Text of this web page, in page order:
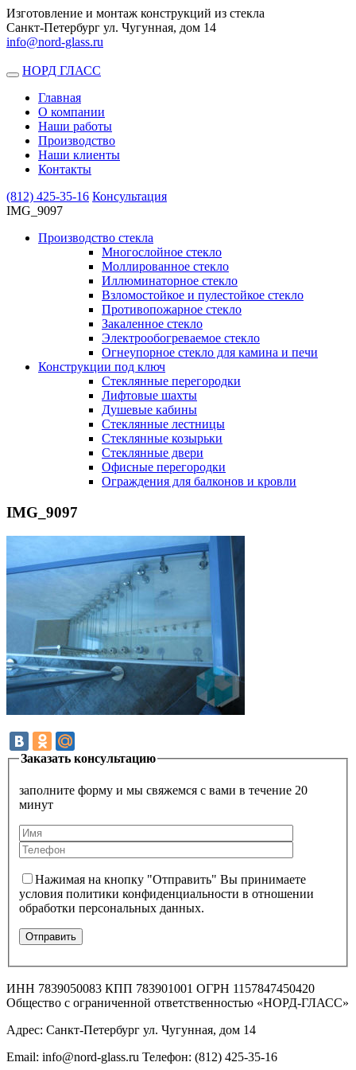
Изготовление и монтаж конструкций из стекла
Санкт-Петербург ул. Чугунная, дом 14
info@nord-glass.ru
Toggle
navigation
НОРД ГЛАСС
Главная
О компании
Наши работы
Производство
Наши клиенты
Контакты
(812) 425-35-16 Консультация
IMG_9097
Производство стекла
Многослойное стекло
Моллированное стекло
Иллюминаторное стекло
Взломостойкое и пулестойкое стекло
Противопожарное стекло
Закаленное стекло
Электрообогреваемое стекло
Огнеупорное стекло для камина и печи
Конструкции под ключ
Стеклянные перегородки
Лифтовые шахты
Душевые кабины
Cтеклянные лестницы
Cтеклянные козырьки
Cтеклянные двери
Офисные перегородки
Ограждения для балконов и кровли
IMG_9097
Заказать консультацию
заполните форму и мы свяжемся с вами в течение 20
минут
Нажимая на кнопку "Отправить" Вы принимаете
условия политики конфиденциальности в отношении
обработки персональных данных.
ИНН 7839050083 КПП 783901001 ОГРН 1157847450420
Общество с ограниченной ответственностью «НОРД-ГЛАСС»
Адрес: Санкт-Петербург ул. Чугунная, дом 14
Email: info@nord-glass.ru Телефон: (812) 425-35-16